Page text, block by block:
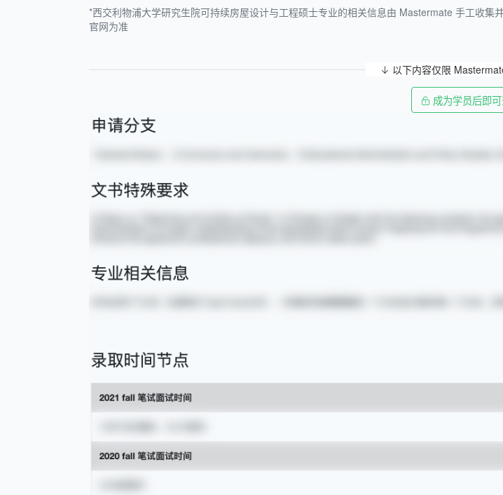
*西交利物浦大学研究生院可持续房屋设计与工程硕士专业的相关信息由 Mastermate 手工收
官网为准
以下内容仅限
成为学员后即